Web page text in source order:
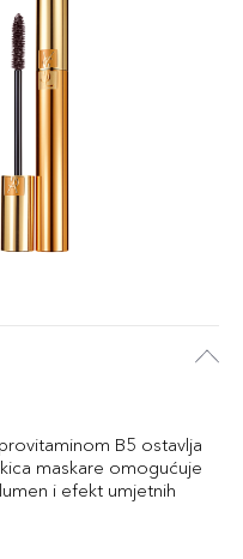
B5 ostavlja
maskare omogućuje
i efekt umjetnih